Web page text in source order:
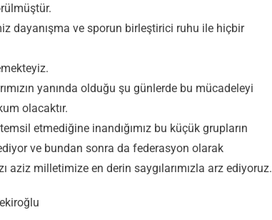
dayanışma ve sporun birleştirici ruhu ile hiçbir
yanında olduğu şu günlerde bu mücadeleyi
olacaktır.
etmediğine inandığımız bu küçük grupların
ve bundan sonra da federasyon olarak
aziz milletimize en derin saygılarımızla arz ediyoruz.